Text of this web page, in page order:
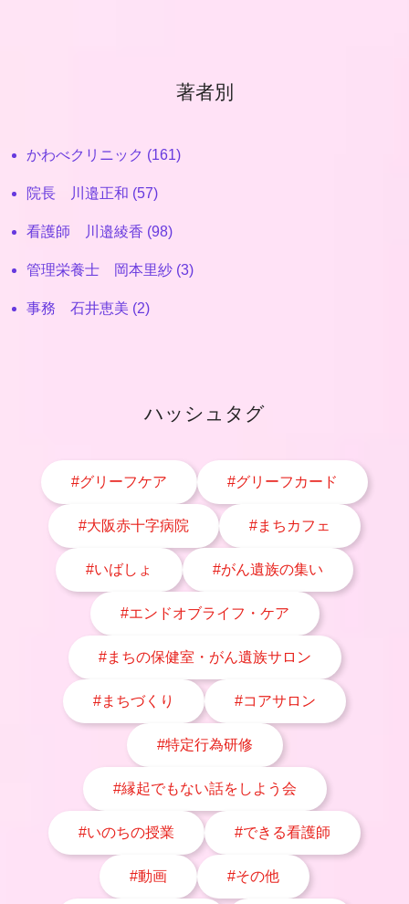
著者別
かわべクリニック (161)
院長 川邉正和 (57)
看護師 川邉綾香 (98)
管理栄養士 岡本里紗 (3)
事務 石井恵美 (2)
ハッシュタグ
#グリーフケア #グリーフカード
#大阪赤十字病院 #まちカフェ
#いばしょ #がん遺族の集い
#エンドオブライフ・ケア
#まちの保健室・がん遺族サロン
#まちづくり #コアサロン
#特定行為研修
#縁起でもない話をしよう会
#いのちの授業 #できる看護師
#動画 #その他